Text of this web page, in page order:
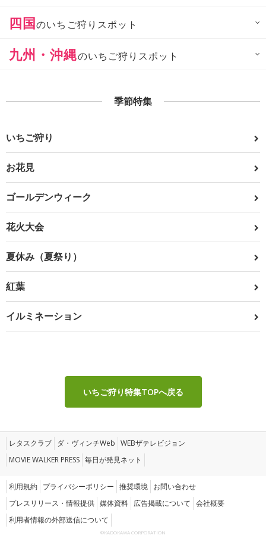
四国のいちご狩りスポット
九州・沖縄のいちご狩りスポット
季節特集
いちご狩り
お花見
ゴールデンウィーク
花火大会
夏休み（夏祭り）
紅葉
イルミネーション
いちご狩り特集TOPへ戻る
レタスクラブ ダ・ヴィンチWeb WEBザテレビジョン
MOVIE WALKER PRESS 毎日が発見ネット
利用規約 プライバシーポリシー 推奨環境 お問い合わせ
プレスリリース・情報提供 媒体資料 広告掲載について 会社概要
利用者情報の外部送信について
©KADOKAWA CORPORATION